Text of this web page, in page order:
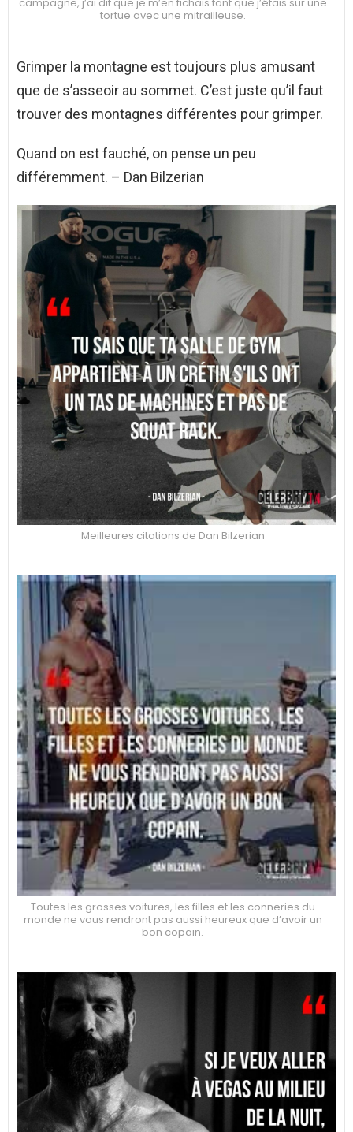
tortue avec une mitrailleuse.
Grimper la montagne est toujours plus amusant
que de s’asseoir au sommet. C’est juste qu’il faut
trouver des montagnes différentes pour grimper.
Quand on est fauché, on pense un peu
différemment. – Dan Bilzerian
Meilleures citations de Dan Bilzerian
Toutes les grosses voitures, les filles et les conneries du
monde ne vous rendront pas aussi heureux que d’avoir un
bon copain.